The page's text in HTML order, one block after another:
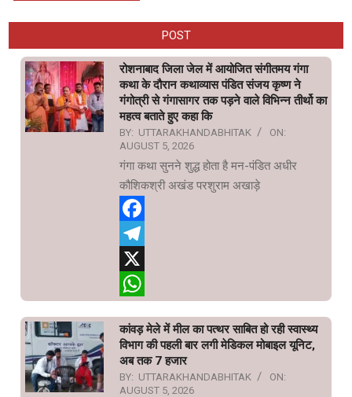
POST
रोशनाबाद जिला जेल में आयोजित संगीतमय गंगा
कथा के दौरान कथाव्यास पंडित संजय कृष्ण ने
गंगोत्री से गंगासागर तक पड़ने वाले विभिन्न तीर्थो का
महत्व बताते हुए कहा कि
BY: UTTARAKHANDABHITAK
ON:
AUGUST 5, 2026
गंगा कथा सुनने शुद्ध होता है मन-पंडित अधीर
कौशिकश्री अखंड परशुराम अखाड़े
Facebook
Telegram
X
कांवड़ मेले में मील का पत्थर साबित हो रही स्वास्थ्य
विभाग की पहली बार लगी मेडिकल मोबाइल यूनिट,
अब तक 7 हजार
BY: UTTARAKHANDABHITAK
ON:
AUGUST 5, 2026